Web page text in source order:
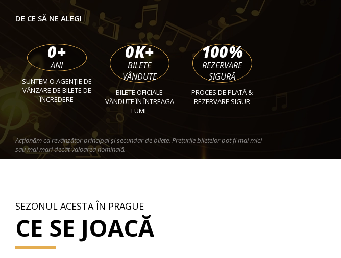
DE CE SĂ NE ALEGI
0+
ANI
SUNTEM O AGENȚIE DE
VÂNZARE DE BILETE DE
ÎNCREDERE
0K+
BILETE
VÂNDUTE
BILETE OFICIALE
VÂNDUTE ÎN ÎNTREAGA
LUME
100%
REZERVARE
SIGURĂ
PROCES DE PLATĂ &
REZERVARE SIGUR
Acționăm ca revânzător principal și secundar de bilete. Prețurile biletelor pot fi mai mici
sau mai mari decât valoarea nominală.
SEZONUL ACESTA ÎN PRAGUE
CE SE JOACĂ